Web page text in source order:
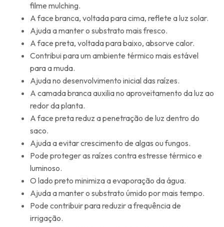
filme mulching.
A face branca, voltada para cima, reflete a luz solar.
Ajuda a manter o substrato mais fresco.
A face preta, voltada para baixo, absorve calor.
Contribui para um ambiente térmico mais estável
para a muda.
Ajuda no desenvolvimento inicial das raízes.
A camada branca auxilia no aproveitamento da luz ao
redor da planta.
A face preta reduz a penetração de luz dentro do
saco.
Ajuda a evitar crescimento de algas ou fungos.
Pode proteger as raízes contra estresse térmico e
luminoso.
O lado preto minimiza a evaporação da água.
Ajuda a manter o substrato úmido por mais tempo.
Pode contribuir para reduzir a frequência de
irrigação.